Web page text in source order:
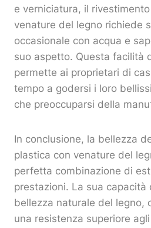
e verniciatura, il
venature del legno richiede
occasionale con acqua e
suo aspetto. Questa facilità
permette ai proprietari di
tempo a godersi i loro
che preoccuparsi della
In conclusione, la bellezza
plastica con venature del
perfetta combinazione di
prestazioni. La sua capacità
bellezza naturale del legno,
una resistenza superiore